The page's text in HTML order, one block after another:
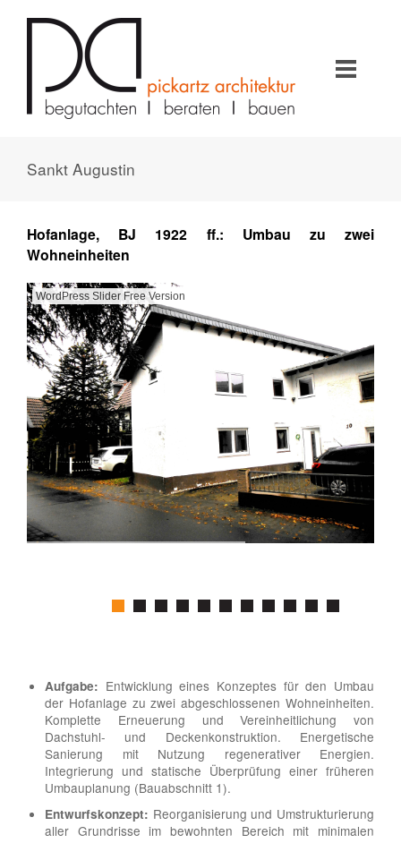
Sankt Augustin
Hofanlage, BJ 1922 ff.: Umbau zu zwei
Wohneinheiten
WordPress Slider Free Version
Aufgabe: Entwicklung eines Konzeptes für den Umbau
der Hofanlage zu zwei abgeschlossenen Wohneinheiten.
Komplette Erneuerung und Vereinheitlichung von
Dachstuhl- und Deckenkonstruktion. Energetische
Sanierung mit Nutzung regenerativer Energien.
Integrierung und statische Überprüfung einer früheren
Umbauplanung (Bauabschnitt 1).
Entwurfskonzept: Reorganisierung und Umstrukturierung
aller Grundrisse im bewohnten Bereich mit minimalen